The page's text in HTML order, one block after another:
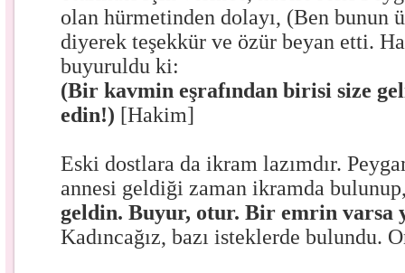
olan hürmetinden dolayı, (Ben bunun
diyerek teşekkür ve özür beyan etti.
buyuruldu ki:
(Bir kavmin eşrafından birisi size
edin!) [Hakim]
Eski dostlara da ikram lazımdır.
annesi geldiği zaman ikramda
geldin. Buyur, otur. Bir emrin varsa
Kadıncağız, bazı isteklerde bulundu.